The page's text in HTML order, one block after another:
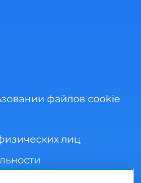
файлов cookie
лиц